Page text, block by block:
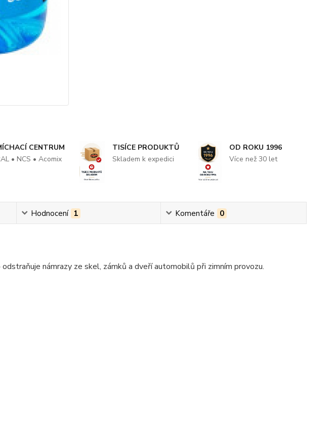
CENTRUM
• NCS • Acomix
TISÍCE PRODUKTŮ
Skladem k expedici
OD ROKU 1996
Více než 30 let
Hodnocení 1 Komentáře 0
námrazy ze skel, zámků a dveří automobilů při zimním provozu.